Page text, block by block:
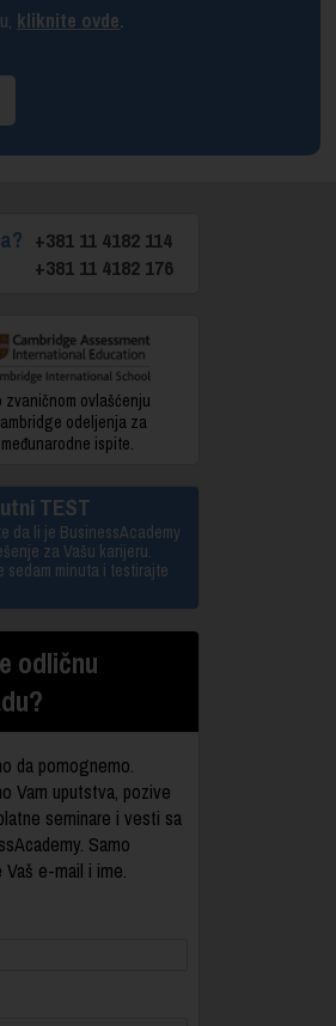
kliknite ovde.
+381 11 4182 114
+381 11 4182 176
zvaničnom ovlašćenju
odeljenja za
međunarodne ispite.
TEST
da li je BusinessAcademy
za Vašu karijeru.
sedam minuta i testirajte
odličnu
da pomognemo.
Vam uputstva, pozive
seminare i vesti sa
Samo
Vaš e-mail i ime.